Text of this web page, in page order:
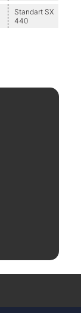
Standart SX
440